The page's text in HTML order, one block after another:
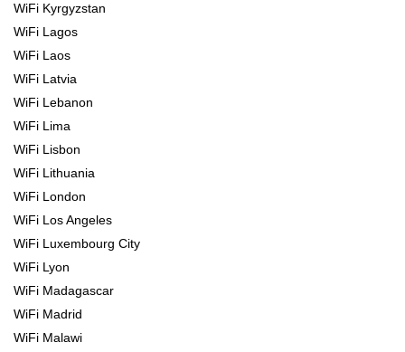
WiFi Kyrgyzstan
WiFi Lagos
WiFi Laos
WiFi Latvia
WiFi Lebanon
WiFi Lima
WiFi Lisbon
WiFi Lithuania
WiFi London
WiFi Los Angeles
WiFi Luxembourg City
WiFi Lyon
WiFi Madagascar
WiFi Madrid
WiFi Malawi